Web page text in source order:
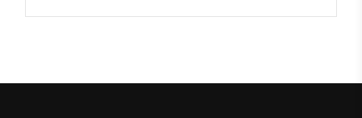
4. 해외에서의 장비 렌탈